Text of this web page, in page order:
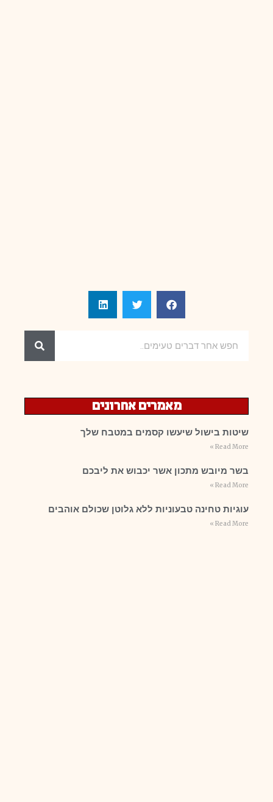
מאמרים אחרונים
שיטות בישול שיעשו קסמים במטבח שלך
Read More »
בשר מיובש מתכון אשר יכבוש את ליבכם
Read More »
עוגיות טחינה טבעוניות ללא גלוטן שכולם אוהבים
Read More »